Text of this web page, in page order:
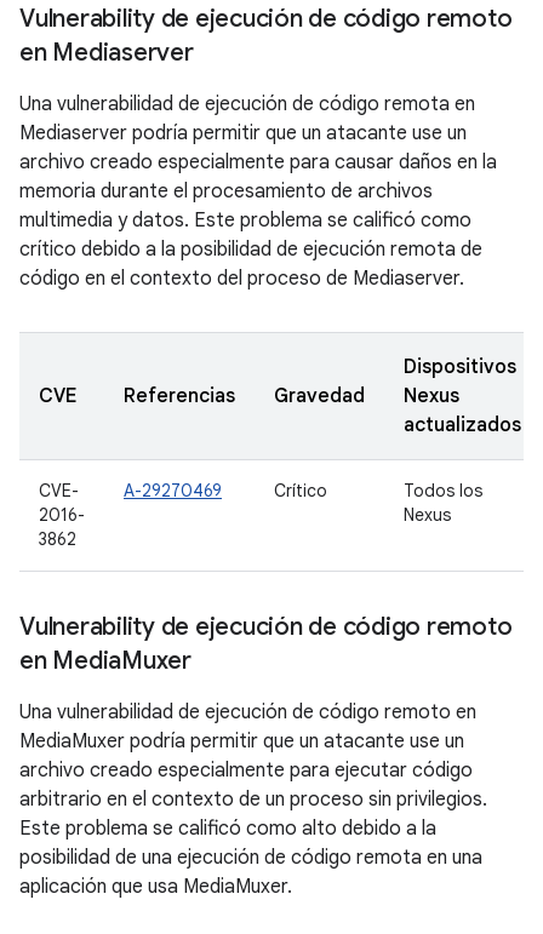
Vulnerability de ejecución de código remoto
en Mediaserver
Una vulnerabilidad de ejecución de código remota en
Mediaserver podría permitir que un atacante use un
archivo creado especialmente para causar daños en la
memoria durante el procesamiento de archivos
multimedia y datos. Este problema se calificó como
crítico debido a la posibilidad de ejecución remota de
código en el contexto del proceso de Mediaserver.
CVE Referencias Gravedad
Dispositivos
Nexus
actualizados
CVE-
2016-
3862
A-29270469 Crítico
Todos los
Nexus
Vulnerability de ejecución de código remoto
en MediaMuxer
Una vulnerabilidad de ejecución de código remoto en
MediaMuxer podría permitir que un atacante use un
archivo creado especialmente para ejecutar código
arbitrario en el contexto de un proceso sin privilegios.
Este problema se calificó como alto debido a la
posibilidad de una ejecución de código remota en una
aplicación que usa MediaMuxer.